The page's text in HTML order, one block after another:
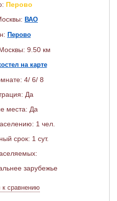
Перово
ВАО
Перово
9.50 км
на карте
4/ 6/ 8
Да
места: Да
1 чел.
срок: 1 сут.
зарубежье
к сравнению